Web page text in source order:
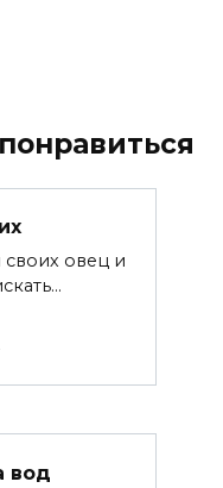
овец и
вод